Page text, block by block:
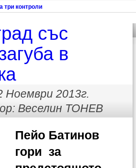
три контроли
със
в
Ноември 2013г.
Веселин ТОНЕВ
Пейо Батинов
гори за